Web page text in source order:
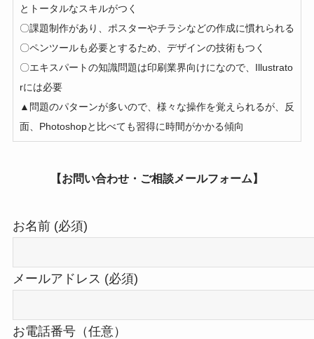
とトータルなスキルがつく
〇課題制作があり、ポスターやチラシなどの作成に慣れられる
〇ペンツールも必要とするため、デザインの技術もつく
〇エキスパートの知識問題は印刷業界向けになので、Illustrato
rには必要
▲問題のパターンが多いので、様々な操作を覚えられるが、反
面、Photoshopと比べても習得に時間がかかる傾向
【お問い合わせ・ご相談メールフォーム】
お名前 (必須)
メールアドレス (必須)
お電話番号（任意）